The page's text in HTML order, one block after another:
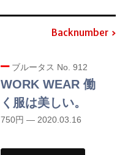
Backnumber
ブルータス No. 912
WORK WEAR 働
く服は美しい。
750円 — 2020.03.16